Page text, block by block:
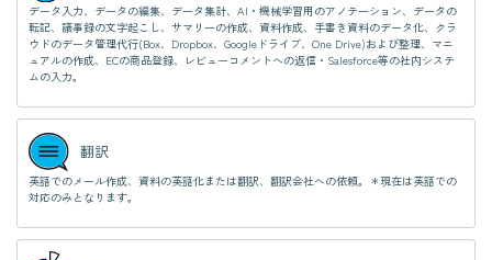
データ入力、データの編集、データ集計、AI・機械学習用のアノテーション、データの
転記、議事録の文字起こし、サマリーの作成、資料作成、手書き資料のデータ化、クラ
ウドのデータ管理代行(Box、Dropbox、Googleドライブ、One Drive)および整理、マニ
ュアルの作成、ECの商品登録、レビューコメントへの返信・Salesforce等の社内システ
ムの入力。
翻訳
英語でのメール作成、資料の英語化または翻訳、翻訳会社への依頼。＊現在は英語での
対応のみとなります。